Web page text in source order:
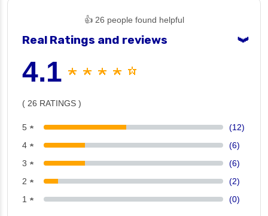
👍 26 people found helpful
Real Ratings and reviews ❯
4.1 ★ ★ ★ ★ ☆
( 26 RATINGS )
5 ★
(12)
4 ★
(6)
3 ★
(6)
2 ★
(2)
1 ★
(0)